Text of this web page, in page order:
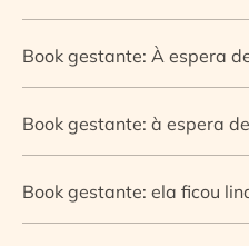
Book gestante: À espera
Book gestante: à espera
Book gestante: ela ficou